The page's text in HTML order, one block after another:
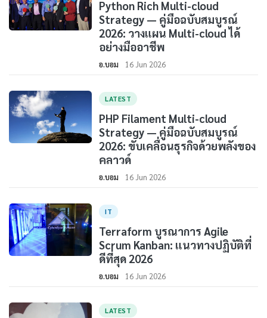
Python Rich Multi-cloud
Strategy — คู่มือฉบับสมบูรณ์
2026: วางแผน Multi-cloud ได้
อย่างมืออาชีพ
อ.บอม 16 Jun 2026
LATEST
PHP Filament Multi-cloud
Strategy — คู่มือฉบับสมบูรณ์
2026: ขับเคลื่อนธุรกิจด้วยพลังของ
คลาวด์
อ.บอม 16 Jun 2026
IT
Terraform บูรณาการ Agile
Scrum Kanban: แนวทางปฏิบัติที่
ดีที่สุด 2026
อ.บอม 16 Jun 2026
LATEST